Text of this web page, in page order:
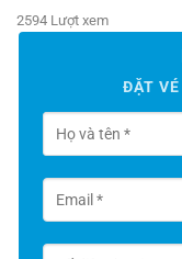
2594 Lượt xem
ĐẶT VÉ